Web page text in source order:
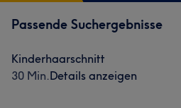
Passende Suchergebnisse
Kinderhaarschnitt
30 Min.Details anzeigen